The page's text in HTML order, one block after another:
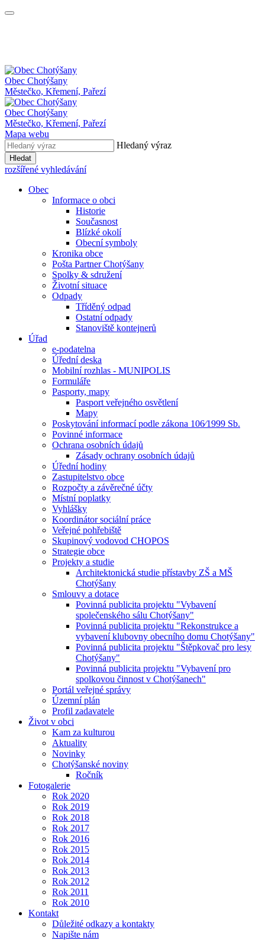
Obec Chotýšany
Městečko, Křemení, Pařezí
Obec Chotýšany
Městečko, Křemení, Pařezí
Mapa webu
Hledaný výraz
Hledat
rozšířené vyhledávání
Obec
Informace o obci
Historie
Současnost
Blízké okolí
Obecní symboly
Kronika obce
Pošta Partner Chotýšany
Spolky & sdružení
Životní situace
Odpady
Tříděný odpad
Ostatní odpady
Stanoviště kontejnerů
Úřad
e-podatelna
Úřední deska
Mobilní rozhlas - MUNIPOLIS
Formuláře
Pasporty, mapy
Pasport veřejného osvětlení
Mapy
Poskytování informací podle zákona 106⁄1999 Sb.
Povinné informace
Ochrana osobních údajů
Zásady ochrany osobních údajů
Úřední hodiny
Zastupitelstvo obce
Rozpočty a závěrečné účty
Místní poplatky
Vyhlášky
Koordinátor sociální práce
Veřejné pohřebiště
Skupinový vodovod CHOPOS
Strategie obce
Projekty a studie
Architektonická studie přístavby ZŠ a MŠ
Chotýšany
Smlouvy a dotace
Povinná publicita projektu "Vybavení
společenského sálu Chotýšany"
Povinná publicita projektu "Rekonstrukce a
vybavení klubovny obecního domu Chotýšany"
Povinná publicita projektu "Štěpkovač pro lesy
Chotýšany"
Povinná publicita projektu "Vybavení pro
spolkovou činnost v Chotýšanech"
Portál veřejné správy
Územní plán
Profil zadavatele
Život v obci
Kam za kulturou
Aktuality
Novinky
Chotýšanské noviny
Ročník
Fotogalerie
Rok 2020
Rok 2019
Rok 2018
Rok 2017
Rok 2016
Rok 2015
Rok 2014
Rok 2013
Rok 2012
Rok 2011
Rok 2010
Kontakt
Důležité odkazy a kontakty
Napište nám